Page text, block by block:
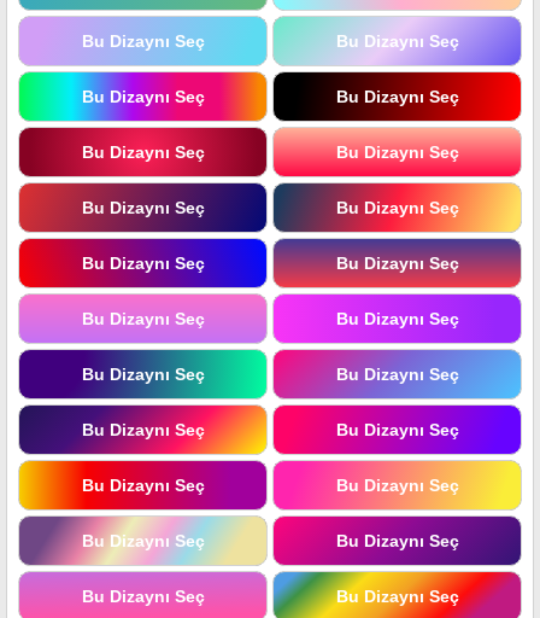
Bu Dizaynı Seç Bu Dizaynı Seç
Bu Dizaynı Seç Bu Dizaynı Seç
Bu Dizaynı Seç Bu Dizaynı Seç
Bu Dizaynı Seç Bu Dizaynı Seç
Bu Dizaynı Seç Bu Dizaynı Seç
Bu Dizaynı Seç Bu Dizaynı Seç
Bu Dizaynı Seç Bu Dizaynı Seç
Bu Dizaynı Seç Bu Dizaynı Seç
Bu Dizaynı Seç Bu Dizaynı Seç
Bu Dizaynı Seç Bu Dizaynı Seç
Bu Dizaynı Seç Bu Dizaynı Seç